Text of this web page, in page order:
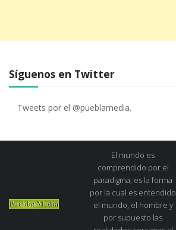
Síguenos en Twitter
Tweets por el @pueblamedia.
El mundo es
comprendido por el
paradigma, es la forma
por la cual es entendido
el mundo, el hombre y
por supuesto las